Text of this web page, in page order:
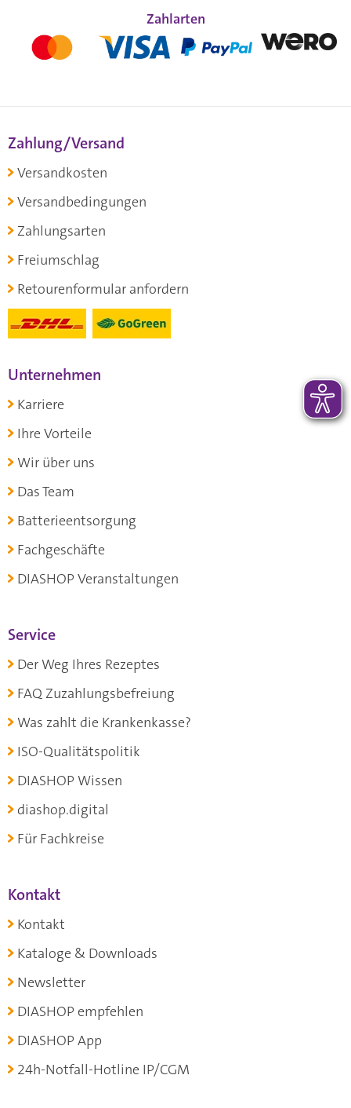
Zahlarten
Zahlung/Versand
Versandkosten
Versandbedingungen
Zahlungsarten
Freiumschlag
Retourenformular anfordern
Unternehmen
Karriere
Ihre Vorteile
Wir über uns
Das Team
Batterieentsorgung
Fachgeschäfte
DIASHOP Veranstaltungen
Service
Der Weg Ihres Rezeptes
FAQ Zuzahlungsbefreiung
Was zahlt die Krankenkasse?
ISO-Qualitätspolitik
DIASHOP Wissen
diashop.digital
Für Fachkreise
Kontakt
Kontakt
Kataloge & Downloads
Newsletter
DIASHOP empfehlen
DIASHOP App
24h-Notfall-Hotline IP/CGM